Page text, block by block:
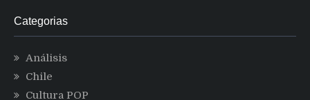
Categorias
Análisis
Chile
Cultura POP